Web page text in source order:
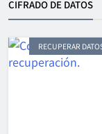
CIFRADO DE DATOS
RECUPERAR